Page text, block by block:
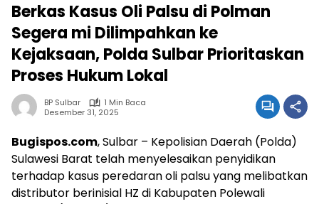
Berkas Kasus Oli Palsu di Polman
Segera mi Dilimpahkan ke
Kejaksaan, Polda Sulbar Prioritaskan
Proses Hukum Lokal
BP Sulbar
1 Min Baca
Desember 31, 2025
Bugispos.com, Sulbar – Kepolisian Daerah (Polda)
Sulawesi Barat telah menyelesaikan penyidikan
terhadap kasus peredaran oli palsu yang melibatkan
distributor berinisial HZ di Kabupaten Polewali